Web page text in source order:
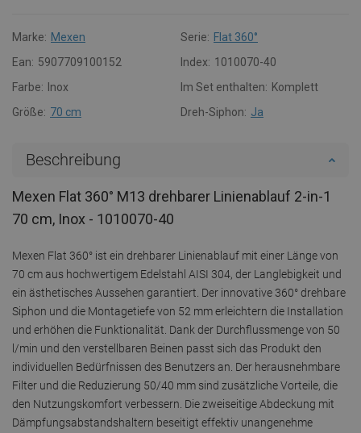
Marke: Mexen Serie: Flat 360°
Ean: 5907709100152 Index: 1010070-40
Farbe:
Inox Im Set enthalten: Komplett
Größe: 70 cm Dreh-Siphon: Ja
Beschreibung
Mexen Flat 360° M13 drehbarer Linienablauf 2-in-1
70 cm, Inox - 1010070-40
Mexen Flat 360° ist ein drehbarer Linienablauf mit einer Länge von
70 cm aus hochwertigem Edelstahl AISI 304, der Langlebigkeit und
ein ästhetisches Aussehen garantiert. Der innovative 360° drehbare
Siphon und die Montagetiefe von 52 mm erleichtern die Installation
und erhöhen die Funktionalität. Dank der Durchflussmenge von 50
l/min und den verstellbaren Beinen passt sich das Produkt den
individuellen Bedürfnissen des Benutzers an. Der herausnehmbare
Filter und die Reduzierung 50/40 mm sind zusätzliche Vorteile, die
den Nutzungskomfort verbessern. Die zweiseitige Abdeckung mit
Dämpfungsabstandshaltern beseitigt effektiv unangenehme